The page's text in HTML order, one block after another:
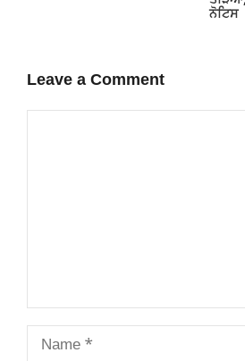
ਨੋਟਿਸ
Leave a Comment
Name